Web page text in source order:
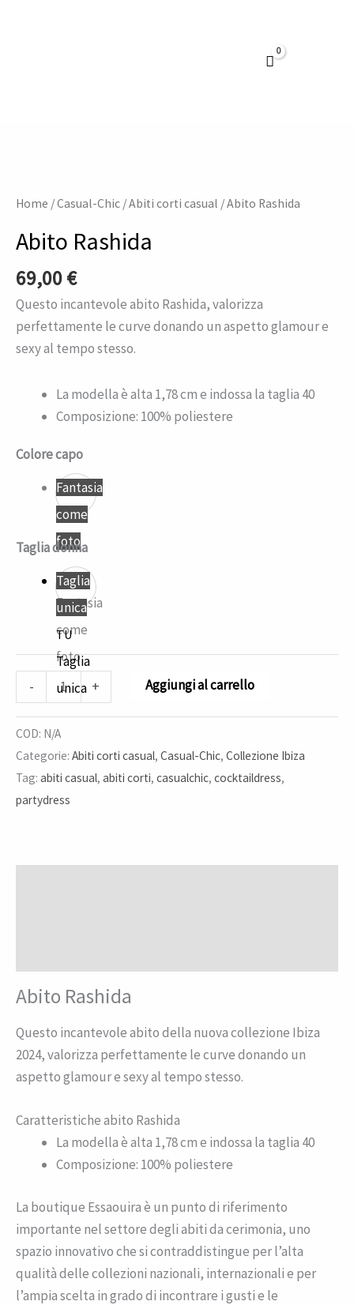
Home /Casual-Chic /Abiti corti casual / Abito Rashida
Abito Rashida
69,00€
Questo incantevole abito Rashida, valorizza
perfettamente le curve donando un aspetto glamour e
sexy al tempo stesso.
La modella è alta 1,78 cm e indossa la taglia 40
Composizione: 100% poliestere
Colore capo
Fantasia
come
foto
Fantasia
come
foto
Taglia donna
Taglia
unica
TU
Taglia
unica
-
quantità
+ Aggiungi al carrello
COD: N/A
Categorie: Abiti corti casual, Casual-Chic, Collezione Ibiza
Tag: abiti casual, abiti corti, casualchic, cocktaildress,
partydress
Abito Rashida
Questo incantevole abito della nuova collezione Ibiza
2024, valorizza perfettamente le curve donando un
aspetto glamour e sexy al tempo stesso.
Caratteristiche abito Rashida
La modella è alta 1,78 cm e indossa la taglia 40
Composizione: 100% poliestere
La boutique Essaouira è un punto di riferimento
importante nel settore degli abiti da cerimonia, uno
spazio innovativo che si contraddistingue per l’alta
qualità delle collezioni nazionali, internazionali e per
l’ampia scelta in grado di incontrare i gusti e le